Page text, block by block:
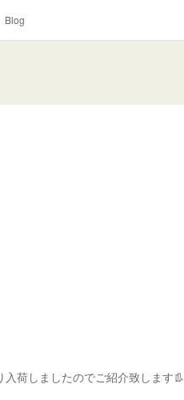
Blog
荷しましたのでご紹介致します👢